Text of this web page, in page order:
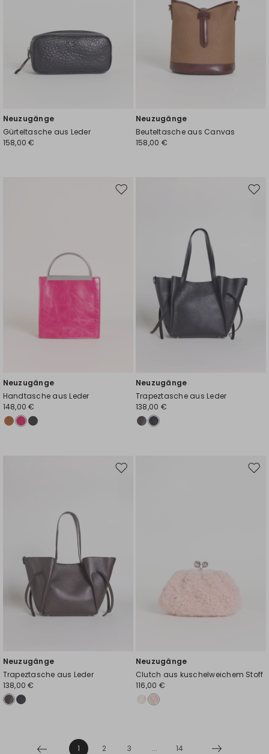
Neuzugänge
Gürteltasche aus Leder
158,00 €
Neuzugänge
Beuteltasche aus Canvas
158,00 €
Auf
Neuzugänge
Handtasche aus Leder
148,00 €
Auf
Neuzugänge
Trapeztasche aus Leder
138,00 €
Auf
Neuzugänge
Trapeztasche aus Leder
138,00 €
Auf
Neuzugänge
Clutch aus kuschelweichem Stoff
116,00 €
1 2 3 ... 14